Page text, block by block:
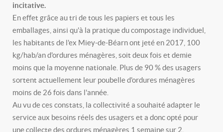
incitative.
En effet grâce au tri de tous les papiers et tous les
emballages, ainsi qu'à la pratique du compostage individuel,
les habitants de l'ex Miey-de-Béarn ont jeté en 2017, 100
kg/hab/an d'ordures ménagères, soit deux fois et demie
moins que la moyenne nationale. Plus de 90 % des usagers
sortent actuellement leur poubelle d'ordures ménagères
moins de 26 fois dans l'année.
Au vu de ces constats, la collectivité a souhaité adapter le
service aux besoins réels des usagers et a donc opté pour
une collecte des ordures ménagères 1 semaine sur 2.